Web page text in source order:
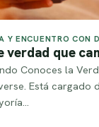
Y ENCUENTRO CON
verdad que
Conoces la
Está cargado